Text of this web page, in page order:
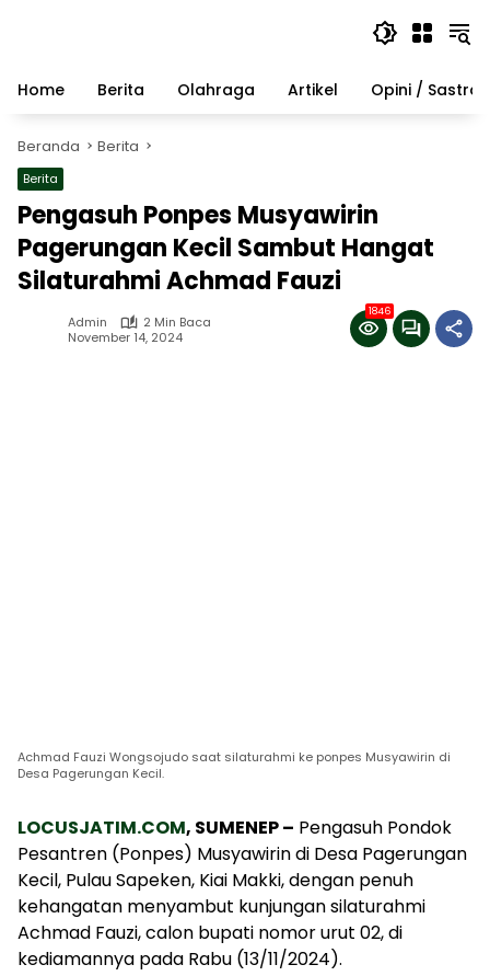
Home
Berita Olahraga Artikel Opini / Sastra
Beranda Berita
Berita
Pengasuh Ponpes Musyawirin
Pagerungan Kecil Sambut Hangat
Silaturahmi Achmad Fauzi
Admin
2 Min Baca
November 14, 2024
1846
Achmad Fauzi Wongsojudo saat silaturahmi ke ponpes Musyawirin di
Desa Pagerungan Kecil.
LOCUSJATIM.COM, SUMENEP – Pengasuh Pondok
Pesantren (Ponpes) Musyawirin di Desa Pagerungan
Kecil, Pulau Sapeken, Kiai Makki, dengan penuh
kehangatan menyambut kunjungan silaturahmi
Achmad Fauzi, calon bupati nomor urut 02, di
kediamannya pada Rabu (13/11/2024).